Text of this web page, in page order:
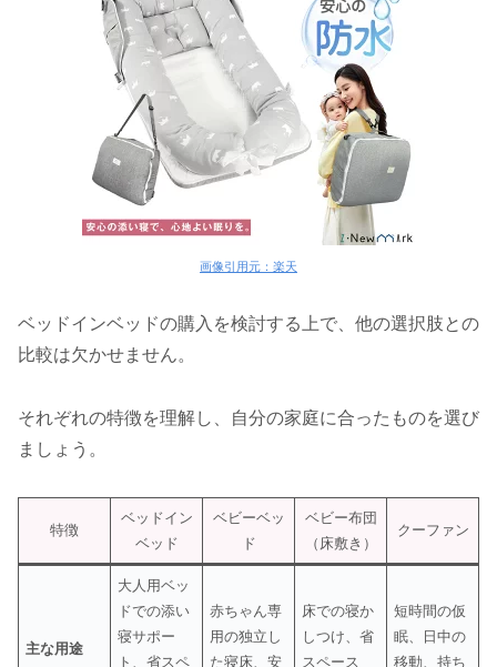
画像引用元：楽天
ベッドインベッドの購入を検討する上で、他の選択肢との
比較は欠かせません。
それぞれの特徴を理解し、自分の家庭に合ったものを選び
ましょう。
特徴
ベッドイン
ベッド
ベビーベッ
ド
ベビー布団
（床敷き）
クーファン
主な用途
大人用ベッ
ドでの添い
寝サポー
ト、省スペ
赤ちゃん専
用の独立し
た寝床、安
床での寝か
しつけ、省
スペース
短時間の仮
眠、日中の
移動、持ち